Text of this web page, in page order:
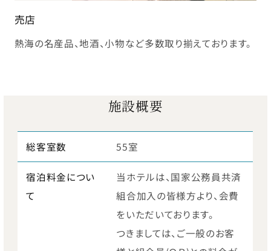
売店
熱海の名産品、地酒、小物など多数取り揃えております。
施設概要
総客室数 55室
宿泊料金につい
て
当ホテルは、国家公務員共済
組合加入の皆様方より、会費
をいただいております。
つきましては、ご一般のお客